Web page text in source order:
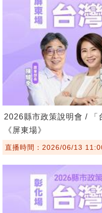
2026縣市政策說明會 / 「
《屏東場》
直播時間：2026/06/13